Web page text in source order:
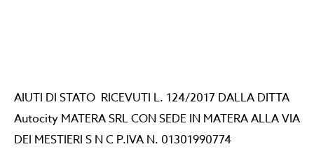
AIUTI DI STATO RICEVUTI L. 124/2017 DALLA DITTA
Autocity MATERA SRL CON SEDE IN MATERA ALLA VIA
DEI MESTIERI S N C P.IVA N. 01301990774